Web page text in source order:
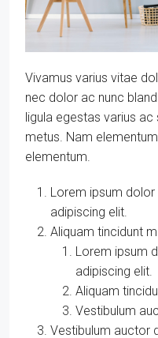
Vivamus varius vitae
nec dolor ac nunc
ligula egestas varius
metus. Nam
elementum.
Lorem ipsum
adipiscing elit.
Aliquam tincidunt
Lorem ipsum
adipiscing elit.
Aliquam
Vestibulum
Vestibulum auctor